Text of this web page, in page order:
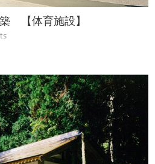
【体育施設】